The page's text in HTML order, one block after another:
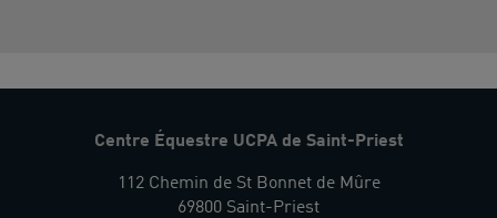
Centre Équestre UCPA de Saint-Priest
112 Chemin de St Bonnet de Mûre
69800 Saint-Priest